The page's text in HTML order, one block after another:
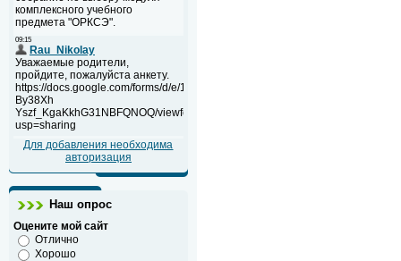
Для добавления необходима
авторизация
Наш опрос
Оцените мой сайт
Отлично
Хорошо